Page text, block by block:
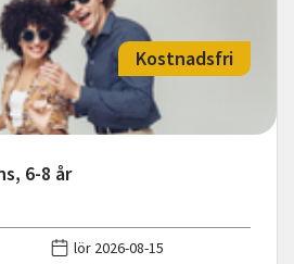
6-8 år
Kostnadsfri
lör 2026-08-15